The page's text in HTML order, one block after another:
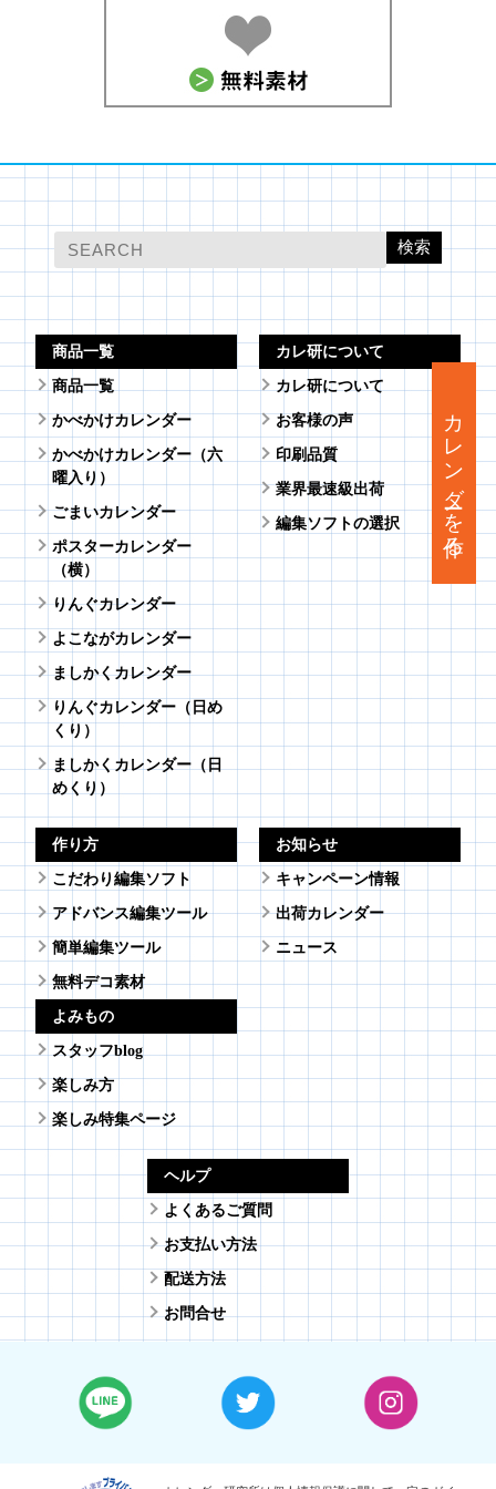
カレンダーを作る
検索
商品一覧
商品一覧
かべかけカレンダー
かべかけカレンダー（六
曜入り）
ごまいカレンダー
ポスターカレンダー
（横）
りんぐカレンダー
よこながカレンダー
ましかくカレンダー
りんぐカレンダー（日め
くり）
ましかくカレンダー（日
めくり）
カレ研について
カレ研について
お客様の声
印刷品質
業界最速級出荷
編集ソフトの選択
作り方
こだわり編集ソフト
アドバンス編集ツール
簡単編集ツール
無料デコ素材
よみもの
スタッフblog
楽しみ方
楽しみ特集ページ
お知らせ
キャンペーン情報
出荷カレンダー
ニュース
ヘルプ
よくあるご質問
お支払い方法
配送方法
お問合せ